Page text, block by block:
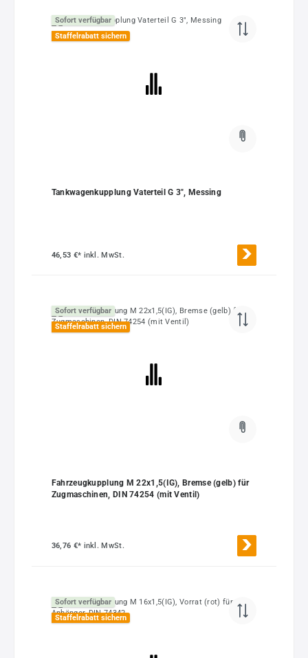
Sofort verfügbar
Staffelrabatt sichern
Tankwagenkupplung Vaterteil G 3", Messing
46,53 €* inkl. MwSt.
Sofort verfügbar
Staffelrabatt sichern
Fahrzeugkupplung M 22x1,5(IG), Bremse (gelb) für
Zugmaschinen, DIN 74254 (mit Ventil)
36,76 €* inkl. MwSt.
Sofort verfügbar
Staffelrabatt sichern